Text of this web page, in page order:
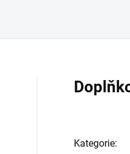
Kategorie: